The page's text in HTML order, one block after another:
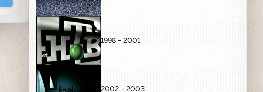
00:40
1998 - 2001
2002 - 2003